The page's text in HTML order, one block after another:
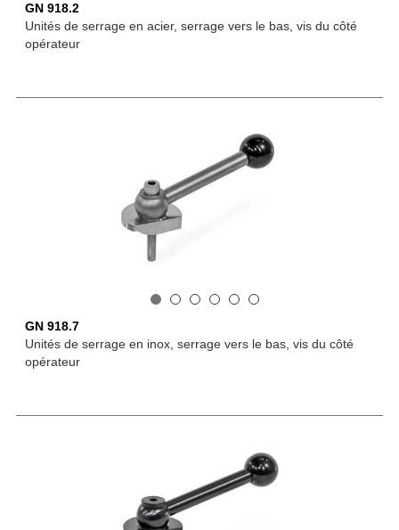
GN 918.2
Unités de serrage en acier, serrage vers le bas, vis du côté
opérateur
GN 918.7
Unités de serrage en inox, serrage vers le bas, vis du côté
opérateur